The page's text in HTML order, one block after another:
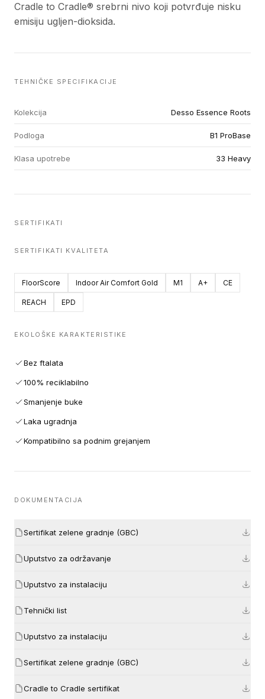
Cradle to Cradle® srebrni nivo koji potvrđuje nisku
emisiju ugljen-dioksida.
TEHNIČKE SPECIFIKACIJE
Kolekcija Desso Essence Roots
Podloga B1 ProBase
Klasa upotrebe 33 Heavy
SERTIFIKATI
SERTIFIKATI KVALITETA
FloorScore Indoor Air Comfort Gold M1 A+ CE
REACH EPD
EKOLOŠKE KARAKTERISTIKE
Bez ftalata
100% reciklabilno
Smanjenje buke
Laka ugradnja
Kompatibilno sa podnim grejanjem
DOKUMENTACIJA
Sertifikat zelene gradnje (GBC)
Uputstvo za održavanje
Uputstvo za instalaciju
Tehnički list
Uputstvo za instalaciju
Sertifikat zelene gradnje (GBC)
Cradle to Cradle sertifikat